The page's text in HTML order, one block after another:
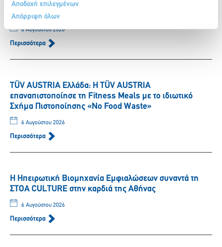
Αποδοχή επιλεγμένων
Απόρριψη όλων
Μάθησης – έκπτωση 20% στα ακτοπλοϊκά εισιτήρια
μέσω της Ευρωπαϊκής Κάρτας Νέων
6 Αυγούστου 2026
Περισσότερα
TÜV AUSTRIA Ελλάδα: Η TÜV AUSTRIA
επαναπιστοποίησε τη Fitness Meals με το ιδιωτικό
Σχήμα Πιστοποίησης «No Food Waste»
6 Αυγούστου 2026
Περισσότερα
Η Ηπειρωτική Βιομηχανία Εμφιαλώσεων συναντά τη
ΣΤΟΑ CULTURE στην καρδιά της Αθήνας
6 Αυγούστου 2026
Περισσότερα